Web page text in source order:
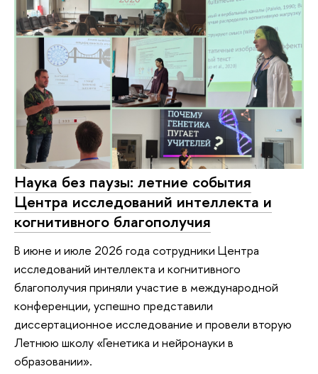
Наука без паузы: летние события
Центра исследований интеллекта и
когнитивного благополучия
В июне и июле 2026 года сотрудники Центра
исследований интеллекта и когнитивного
благополучия приняли участие в международной
конференции, успешно представили
диссертационное исследование и провели вторую
Летнюю школу «Генетика и нейронауки в
образовании».